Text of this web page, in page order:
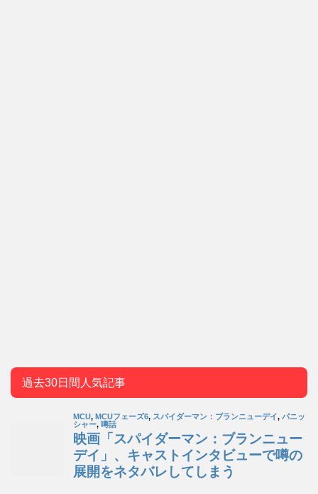
過去30日間人気記事